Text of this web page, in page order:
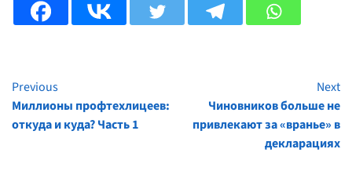
Continue
Reading
Previous
Миллионы профтехлицеев:
откуда и куда? Часть 1
Next
Чиновников больше не
привлекают за «вранье» в
декларациях